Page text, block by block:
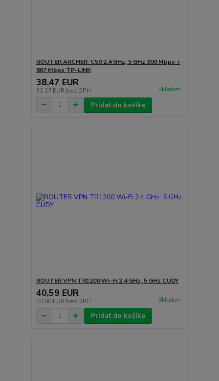
ROUTER ARCHER-C50 2.4 GHz, 5 GHz 300 Mbps +
867 Mbps TP-LINK
38,47 EUR
31,27 EUR bez DPH Skladom
Pridať do košíka
ROUTER VPN TR1200 Wi-Fi 2.4 GHz, 5 GHz CUDY
40,59 EUR
33,00 EUR bez DPH Skladom
Pridať do košíka